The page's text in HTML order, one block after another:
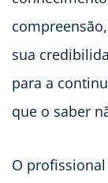
sua
para a
que o saber
O